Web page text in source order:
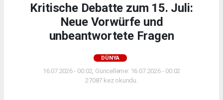
Kritische Debatte zum 15. Juli:
Neue Vorwürfe und
unbeantwortete Fragen
DÜNYA
16.07.2026 - 00:02, Güncelleme: 16.07.2026 - 00:02
27087 kez okundu.